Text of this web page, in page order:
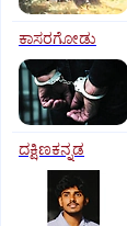
ಕಾಸರಗೋಡು
ದಕ್ಷಿಣಕನ್ನಡ